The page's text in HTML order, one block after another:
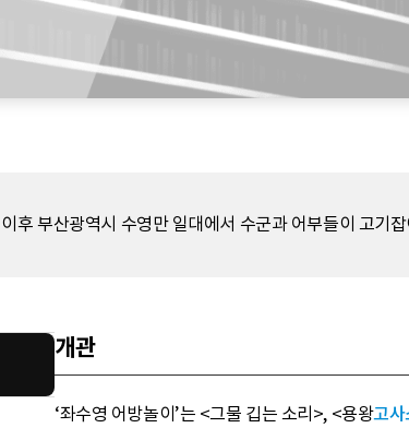
후 부산광역시 수영만 일대에서 수군과 어부들이 고기
개관
‘좌수영 어방놀이’는 <그물 깁는 소리>, <용왕고사